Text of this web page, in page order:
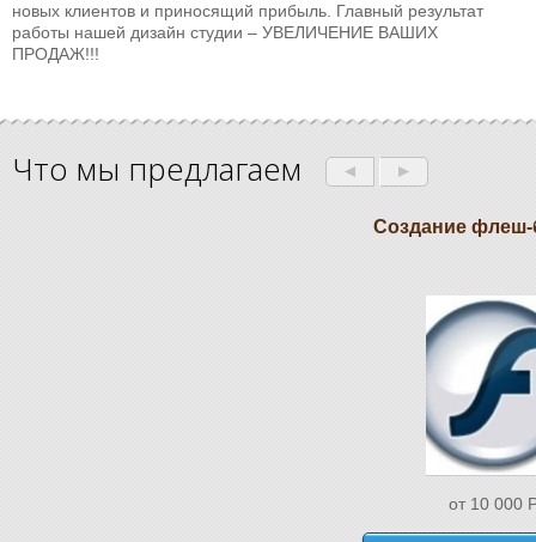
новых клиентов и приносящий прибыль. Главный результат
работы нашей дизайн студии – УВЕЛИЧЕНИЕ ВАШИХ
ПРОДАЖ!!!
Что мы предлагаем
Создание флеш-
от 10 000